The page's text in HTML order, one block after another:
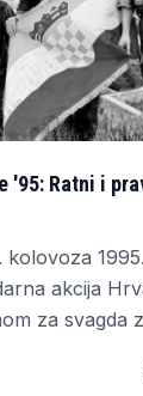
'95: Ratni i
kolovoza
akcija
za svagda